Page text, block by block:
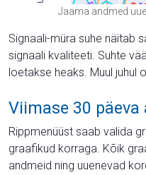
Jaama andmed
Signaali-müra suhe näitab
signaali kvaliteeti. Suhte
loetakse heaks. Muul juhul
Viimase 30 päeva
Rippmenüüst saab valida
graafikud korraga. Kõik
andmeid ning uuenevad